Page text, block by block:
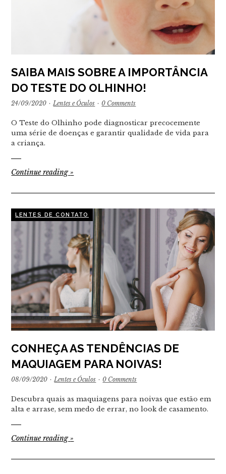
SAIBA MAIS SOBRE A IMPORTÂNCIA
DO TESTE DO OLHINHO!
24/09/2020 · Lentes e Óculos · 0 Comments
O Teste do Olhinho pode diagnosticar precocemente
uma série de doenças e garantir qualidade de vida para
a criança.
Continue reading»
LENTES DE CONTATO
CONHEÇA AS TENDÊNCIAS DE
MAQUIAGEM PARA NOIVAS!
08/09/2020 · Lentes e Óculos · 0 Comments
Descubra quais as maquiagens para noivas que estão em
alta e arrase, sem medo de errar, no look de casamento.
Continue reading»